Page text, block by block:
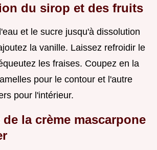
du sirop et des fruits
et le sucre jusqu'à dissolution
la vanille. Laissez refroidir le
les fraises. Coupez en la
pour le contour et l'autre
pour l'intérieur.
la crème mascarpone